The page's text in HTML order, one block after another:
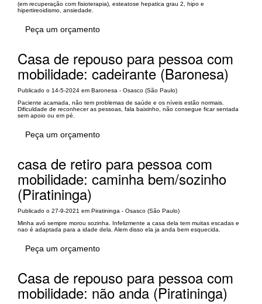
(em recuperação com fisioterapia), esteatose hepatica grau 2, hipo e
hipertireoidismo, ansiedade.
Peça um orçamento
Casa de repouso para pessoa com
mobilidade: cadeirante (Baronesa)
Publicado o 14-5-2024 em Baronesa - Osasco (São Paulo)
Paciente acamada, não tem problemas de saúde e os níveis estão normais.
Dificuldade de reconhecer as pessoas, fala baixinho, não consegue ficar sentada
sem apoio ou em pé.
Peça um orçamento
casa de retiro para pessoa com
mobilidade: caminha bem/sozinho
(Piratininga)
Publicado o 27-9-2021 em Piratininga - Osasco (São Paulo)
Minha avó sempre morou sozinha. Infelizmente a casa dela tem muitas escadas e
nao é adaptada para a idade dela. Alem disso ela ja anda bem esquecida.
Peça um orçamento
Casa de repouso para pessoa com
mobilidade: não anda (Piratininga)